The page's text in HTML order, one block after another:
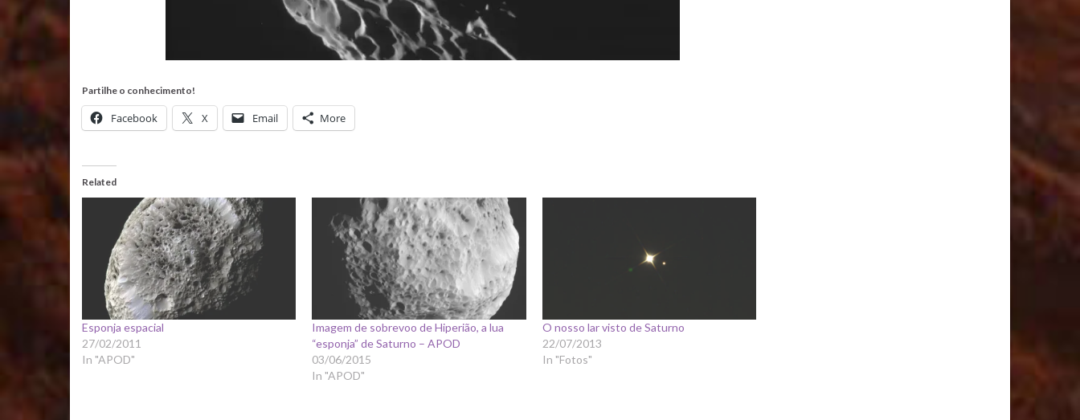
Partilhe o conhecimento!
Facebook X Email More
Related
Esponja espacial
27/02/2011
In "APOD"
Imagem de sobrevoo de Hiperião, a lua
“esponja” de Saturno – APOD
03/06/2015
In "APOD"
O nosso lar visto de Saturno
22/07/2013
In "Fotos"